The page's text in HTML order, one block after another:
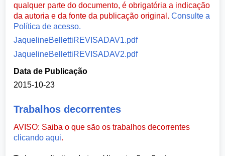
qualquer parte do documento, é obrigatória a indicação
da autoria e da fonte da publicação original.Consulte a
Política de acesso.
JaquelineBellettiREVISADAV1.pdf
JaquelineBellettiREVISADAV2.pdf
Data de Publicação
2015-10-23
Trabalhos decorrentes
AVISO: Saiba o que são os trabalhos decorrentes
clicando aqui.